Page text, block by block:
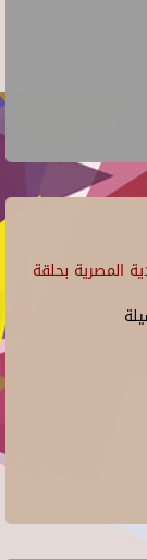
المصرية بحلقة